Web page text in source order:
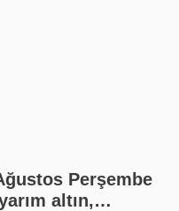
altın,